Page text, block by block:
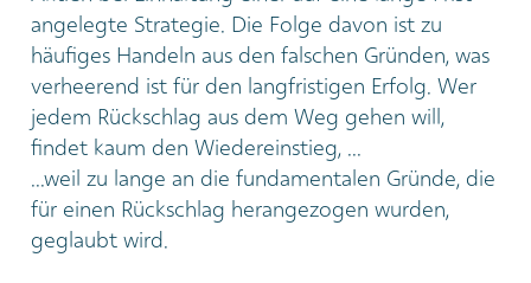
angelegte Strategie. Die Folge davon ist zu
häufiges Handeln aus den falschen Gründen, was
verheerend ist für den langfristigen Erfolg. Wer
jedem Rückschlag aus dem Weg gehen will,
findet kaum den Wiedereinstieg, ...
...weil zu lange an die fundamentalen Gründe, die
für einen Rückschlag herangezogen wurden,
geglaubt wird.